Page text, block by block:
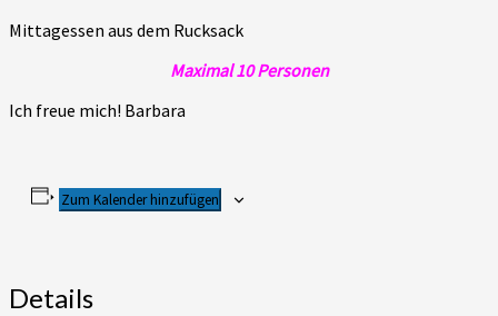
Mittagessen aus dem Rucksack
Maximal 10 Personen
Ich freue mich! Barbara
Zum Kalender hinzufügen
Details